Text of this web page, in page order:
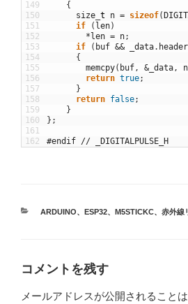
149
150
151
152
153
154
155
156
157
158
159
160
161
162
{
size t n = sizeof(
if
( len)
*len = n;
if
( buf && _data. header
{
memcpy( buf , & _data , n
return true;
}
return false;
}
} ;
#endif // _DIGITALPULSE_H
カ
ARDUINO、 ESP32、 M5STICKC、 赤外線
コメントを残す
メールアドレスが公開されることは